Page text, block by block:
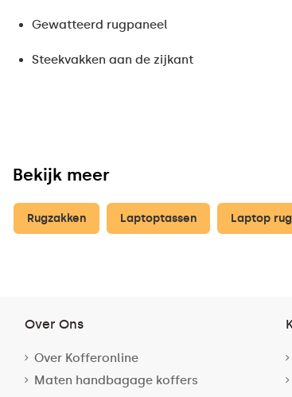
Gewatteerd rugpaneel
Steekvakken aan de zijkant
Bekijk meer
Rugzakken Laptoptassen Laptop
Over Ons
Over Kofferonline
Maten handbagage koffers